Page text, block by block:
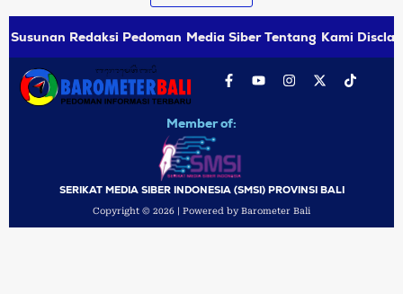
Susunan Redaksi Pedoman Media Siber Tentang Kami
Member of:
SERIKAT MEDIA SIBER INDONESIA (SMSI) PROVINSI BALI
Copyright © 2026 | Powered by Barometer Bali